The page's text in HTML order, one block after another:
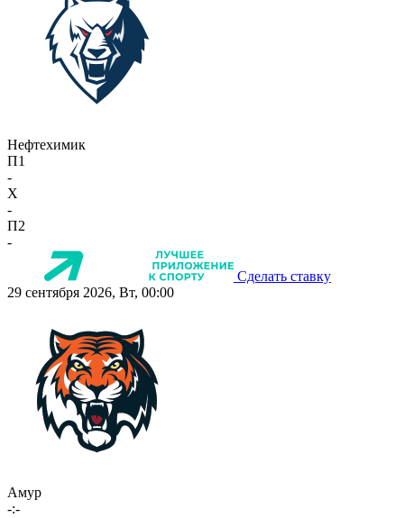
Нефтехимик
П1
-
X
-
П2
-
Сделать ставку
29 сентября 2026, Вт, 00:00
Амур
-:-